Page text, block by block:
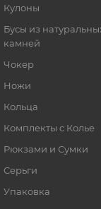
Кулоны
Бусы из
камней
Чокер
Ножи
Кольца
Комплекты с Колье
Рюкзами и Сумки
Серьги
Упаковка